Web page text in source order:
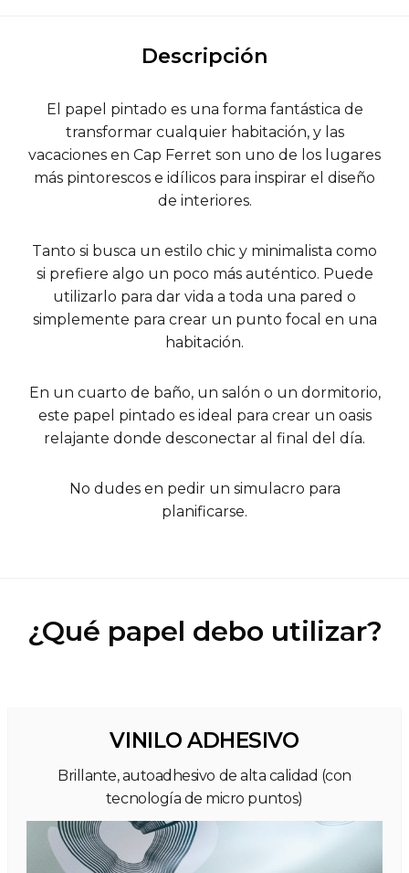
Descripción
El papel pintado es una forma fantástica de
transformar cualquier habitación, y las
vacaciones en Cap Ferret son uno de los lugares
más pintorescos e idílicos para inspirar el diseño
de interiores.
Tanto si busca un estilo chic y minimalista como
si prefiere algo un poco más auténtico. Puede
utilizarlo para dar vida a toda una pared o
simplemente para crear un punto focal en una
habitación.
En un cuarto de baño, un salón o un dormitorio,
este papel pintado es ideal para crear un oasis
relajante donde desconectar al final del día.
No dudes en pedir un simulacro para
planificarse.
¿Qué papel debo utilizar?
VINILO ADHESIVO
Brillante, autoadhesivo de alta calidad (con
tecnología de micro puntos)